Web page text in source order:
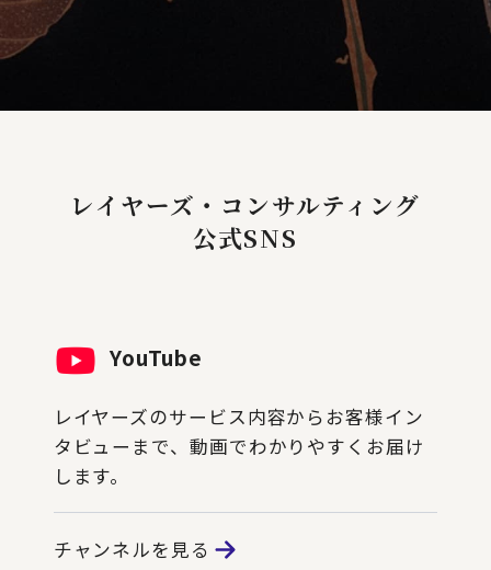
レイヤーズ・コンサルティング
公式SNS
YouTube
レイヤーズのサービス内容からお客様イン
タビューまで、動画でわかりやすくお届け
します。
チャンネルを見る